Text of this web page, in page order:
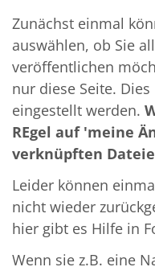
Zunächst einmal
auswählen, ob Sie
veröffentlichen
nur diese Seite.
eingestellt werden.
REgel auf 'meine
verknüpften
Leider können
nicht wieder
hier gibt es Hilfe in
Wenn sie z.B. eine